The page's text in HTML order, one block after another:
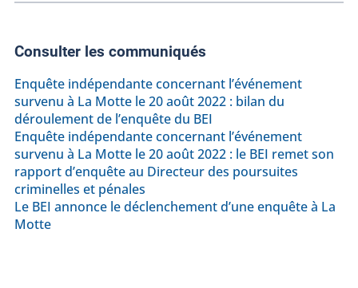
Consulter les communiqués
Enquête indépendante concernant l’événement
survenu à La Motte le 20 août 2022 : bilan du
déroulement de l’enquête du BEI
Enquête indépendante concernant l’événement
survenu à La Motte le 20 août 2022 : le BEI remet son
rapport d’enquête au Directeur des poursuites
criminelles et pénales
Le BEI annonce le déclenchement d’une enquête à La
Motte